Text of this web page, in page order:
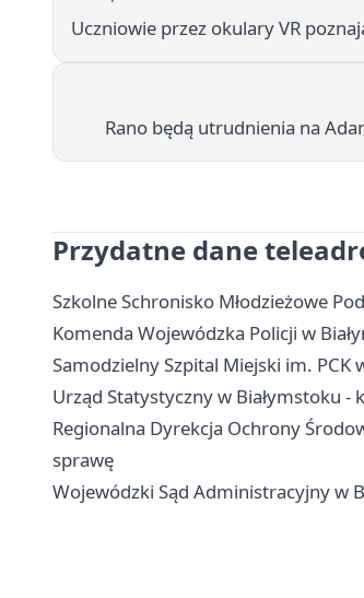
Uczniowie przez okulary VR
Rano będą utrudnienia na
Przydatne dane
Szkolne Schronisko Młodzieżowe
Komenda Wojewódzka Policji w
Samodzielny Szpital Miejski im. PCK
Urząd Statystyczny w Białymstoku
Regionalna Dyrekcja Ochrony
sprawę
Wojewódzki Sąd Administracyjny w